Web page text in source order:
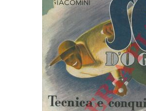
Arte y coleccionismo
Comenzar a vender
CERRAR